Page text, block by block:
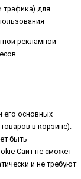
трафика) для
рекламной
его основных
в корзине).
быть
Сайт не сможет
и не требуют